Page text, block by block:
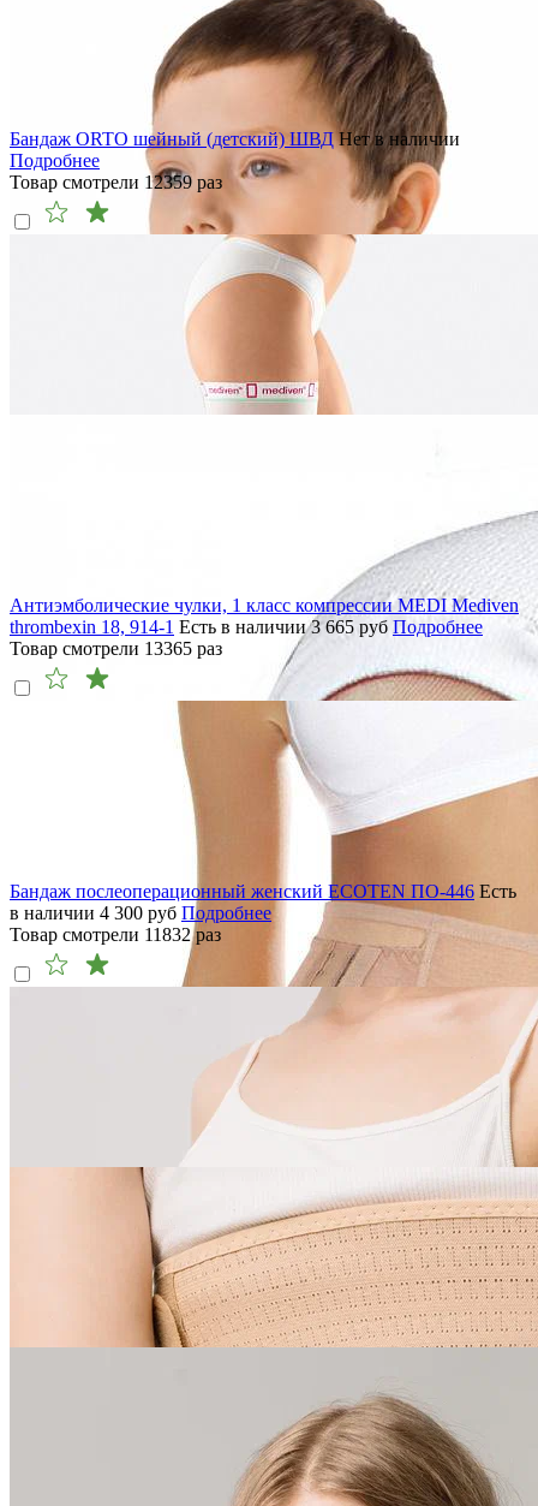
Бандаж ORTO шейный (детский) ШВД Нет в наличии
Подробнее
Товар смотрели 12359 раз
Антиэмболические чулки, 1 класс компрессии MEDI Mediven
thrombexin 18, 914-1 Есть в наличии 3 665 руб Подробнее
Товар смотрели 13365 раз
Бандаж послеоперационный женский ECOTEN ПО-446 Есть
в наличии 4 300 руб Подробнее
Товар смотрели 11832раз